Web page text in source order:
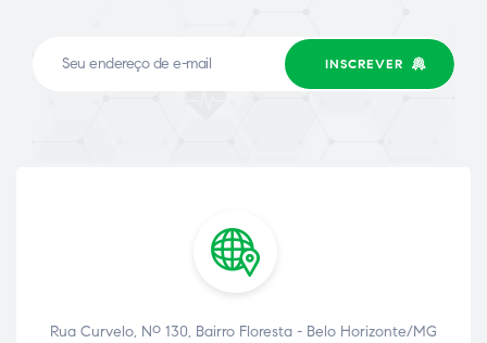
INSCREVER
Rua Curvelo, Nº 130, Bairro Floresta - Belo Horizonte/MG